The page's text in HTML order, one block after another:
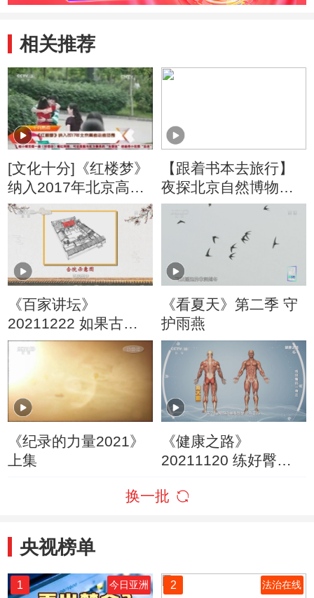
相关推荐
[文化十分]《红楼梦》
纳入2017年北京高考
必考范围
【跟着书本去旅行】
夜探北京自然博物
馆，带你拜访“史前巨
兽”！
《百家讲坛》
20211222 如果古建
筑会说话（第二季）
11 唯有合院最中国
《看夏天》第二季 守
护雨燕
《纪录的力量2021》
上集
《健康之路》
20211120 练好臀肌
换一批
央视榜单
1 今日亚洲 2 法治在线